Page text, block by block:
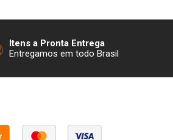
Itens a Pronta Entrega
Entregamos em todo Brasil